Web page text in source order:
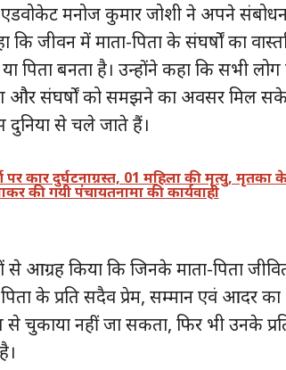
मनोज कुमार जोशी ने अपने
जीवन में माता-पिता के संघर्षों का
बनता है। उन्होंने कहा कि सभी लोग
और संघर्षों को समझने का अवसर मिल
से चले जाते हैं।
कार दुर्घटनाग्रस्त, 01 महिला की मृत्यु, मृतका
गयी पंचायतनामा की कार्यवाही
आग्रह किया कि जिनके माता-पिता
के प्रति सदैव प्रेम, सम्मान एवं आदर का
चुकाया नहीं जा सकता, फिर भी उनके